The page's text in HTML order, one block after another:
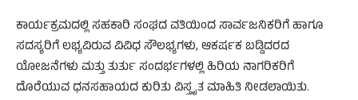
​ಕಾರ್ಯಕ್ರಮದಲ್ಲಿ ಸಹಕಾರಿ ಸಂಘದ ವತಿಯಿಂದ ಸಾರ್ವಜನಿಕರಿಗೆ ಹಾಗೂ
ಸದಸ್ಯರಿಗೆ ಲಭ್ಯವಿರುವ ವಿವಿಧ ಸೌಲಭ್ಯಗಳು, ಆಕರ್ಷಕ ಬಡ್ಡಿದರದ
ಯೋಜನೆಗಳು ಮತ್ತು ತುರ್ತು ಸಂದರ್ಭಗಳಲ್ಲಿ ಹಿರಿಯ ನಾಗರಿಕರಿಗೆ
ದೊರೆಯುವ ಧನಸಹಾಯದ ಕುರಿತು ವಿಸ್ತೃತ ಮಾಹಿತಿ ನೀಡಲಾಯಿತು.